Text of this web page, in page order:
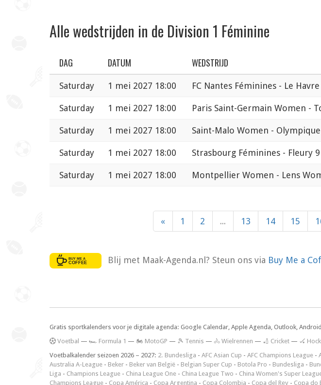
Alle wedstrijden in de Division 1 Féminine
DAG DATUM WEDSTRIJD
Saturday 1 mei 2027 18:00 FC Nantes Féminines - Le
Saturday 1 mei 2027 18:00 Paris Saint-Germain Women -
Saturday 1 mei 2027 18:00 Saint-Malo Women -
Saturday 1 mei 2027 18:00 Strasbourg Féminines - Fleury
Saturday 1 mei 2027 18:00 Montpellier Women - Lens
« 1 2 ... 13 14 15
Blij met Maak-Agenda.nl? Steun ons via Buy Me a
Gratis sportkalenders voor je digitale agenda: Google Calendar, Apple Agenda, Outlook,
Voetbal — 🏎️ Formula 1 — 🏍 MotoGP — 🎾 Tennis — 🚴 Wielrennen — 🏏 Cricket — 🏑
Voetbalkalender seizoen 2026 – 2027: 2. Bundesliga - AFC Asian Cup - AFC Champions League -
Australia A-League - Beker - Beker van België - Belgian Super Cup - Botola Pro - Bundesliga -
Liga - Champions League - China League One - China League Two - China Women's Super
Champions League - Copa América - Copa Argentina - Copa Colombia - Copa del Rey - Copa do